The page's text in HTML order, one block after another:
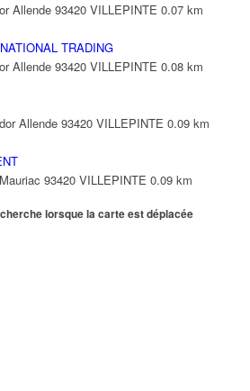
Allende 93420 VILLEPINTE 0.07 km
TRADING
Allende 93420 VILLEPINTE 0.08 km
Allende 93420 VILLEPINTE 0.09 km
93420 VILLEPINTE 0.09 km
lorsque la carte est déplacée